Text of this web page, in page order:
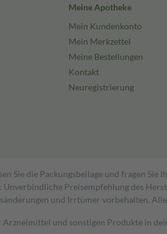
Meine Apotheke
Mein Kundenkonto
Mein Merkzettel
Meine Bestellungen
Kontakt
Neuregistrierung
Sie die Packungsbeilage und fragen
Preisempfehlung des
und Irrtümer vorbehalten.
Arzneimittel und sonstigen Produkte in